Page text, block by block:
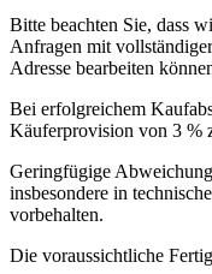
Bitte beachten Sie, dass
Anfragen mit
Adresse bearbeiten
Bei erfolgreichem
Käuferprovision von 3 %
Geringfügige
insbesondere in
vorbehalten.
Die voraussichtliche